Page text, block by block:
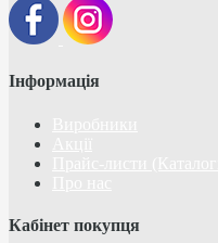
Інформація
Кабінет покупця